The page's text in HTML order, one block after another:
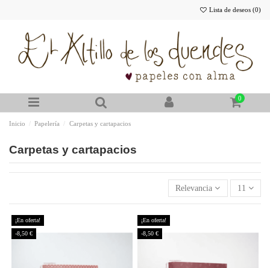
Lista de deseos (0)
0
Inicio Papelería Carpetas y cartapacios
Carpetas y cartapacios
Relevancia 11
¡En oferta!
-8,50 €
¡En oferta!
-8,50 €